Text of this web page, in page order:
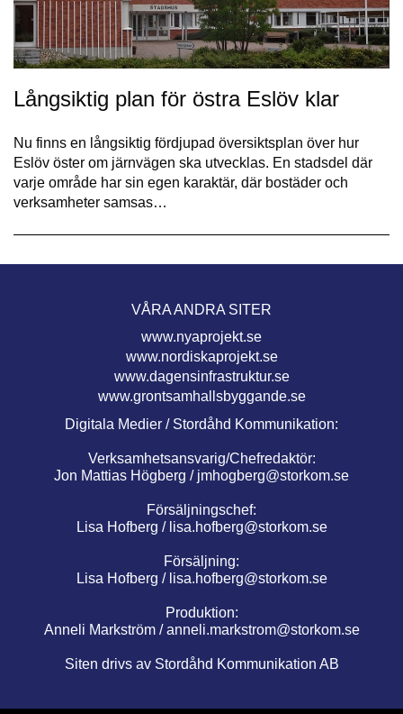
Långsiktig plan för östra Eslöv klar
Nu finns en långsiktig fördjupad översiktsplan över hur
Eslöv öster om järnvägen ska utvecklas. En stadsdel där
varje område har sin egen karaktär, där bostäder och
verksamheter samsas…
VÅRA ANDRA SITER
www.nyaprojekt.se
www.nordiskaprojekt.se
www.dagensinfrastruktur.se
www.grontsamhallsbyggande.se
Digitala Medier / Stordåhd Kommunikation:
Verksamhetsansvarig/Chefredaktör:
Jon Mattias Högberg / jmhogberg@storkom.se
Försäljningschef:
Lisa Hofberg / lisa.hofberg@storkom.se
Försäljning:
Lisa Hofberg / lisa.hofberg@storkom.se
Produktion:
Anneli Markström /anneli.markstrom@storkom.se
Siten drivs av Stordåhd Kommunikation AB